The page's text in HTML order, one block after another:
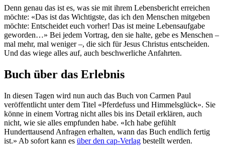
Denn genau das ist es, was sie mit ihrem Lebensbericht erreichen
möchte: «Das ist das Wichtigste, das ich den Menschen mitgeben
möchte: Entscheidet euch vorher! Das ist meine Lebensaufgabe
geworden…» Bei jedem Vortrag, den sie halte, gebe es Menschen –
mal mehr, mal weniger –, die sich für Jesus Christus entscheiden.
Und das wiege alles auf, auch beschwerliche Anfahrten.
Buch über das Erlebnis
In diesen Tagen wird nun auch das Buch von Carmen Paul
veröffentlicht unter dem Titel «Pferdefuss und Himmelsglück». Sie
könne in einem Vortrag nicht alles bis ins Detail erklären, auch
nicht, wie sie alles empfunden habe. «Ich habe gefühlt
Hunderttausend Anfragen erhalten, wann das Buch endlich fertig
ist.» Ab sofort kann es über den cap-Verlag bestellt werden.